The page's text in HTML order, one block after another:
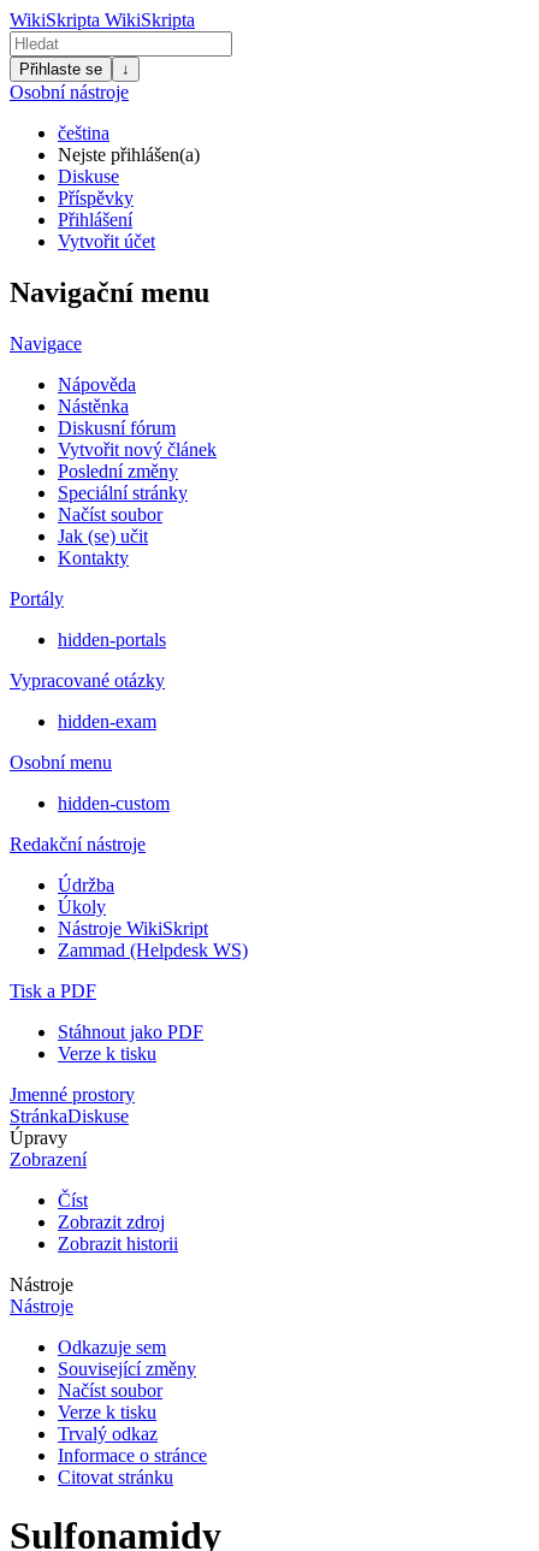
WikiSkripta WikiSkripta
Přihlaste se ↓
Osobní nástroje
čeština
Nejste přihlášen(a)
Diskuse
Příspěvky
Přihlášení
Vytvořit účet
Navigační menu
Navigace
Nápověda
Nástěnka
Diskusní fórum
Vytvořit nový článek
Poslední změny
Speciální stránky
Načíst soubor
Jak (se) učit
Kontakty
Portály
hidden-portals
Vypracované otázky
hidden-exam
Osobní menu
hidden-custom
Redakční nástroje
Údržba
Úkoly
Nástroje WikiSkript
Zammad (Helpdesk WS)
Tisk a PDF
Stáhnout jako PDF
Verze k tisku
Jmenné prostory
StránkaDiskuse
Úpravy
Zobrazení
Číst
Zobrazit zdroj
Zobrazit historii
Nástroje
Nástroje
Odkazuje sem
Související změny
Načíst soubor
Verze k tisku
Trvalý odkaz
Informace o stránce
Citovat stránku
Sulfonamidy